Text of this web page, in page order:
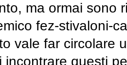
ma ormai sono
fez-stivaloni-
vale far circolare
incontrare questi